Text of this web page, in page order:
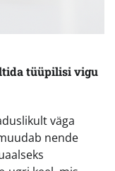
tüüpilisi vigu
väga
nende